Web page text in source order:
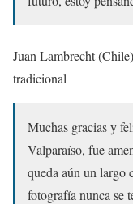
Juan Lambrecht
tradicional
Muchas gracias y
Valparaíso, fue
queda aún un largo
fotografía nunca se